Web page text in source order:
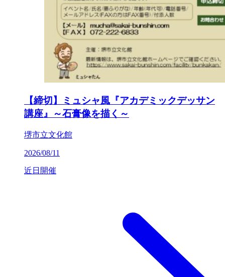
【締切】ミュシャ風『アカデミックデッサン
講座』～石膏像を描く～
堺市立文化館
2026/08/11
近日開催